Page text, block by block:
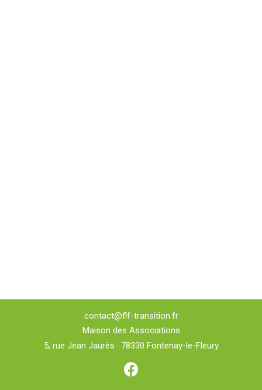
contact@flf-transition.fr
Maison des Associations
5, rue Jean Jaurès · 78330 Fontenay-le-Fleury